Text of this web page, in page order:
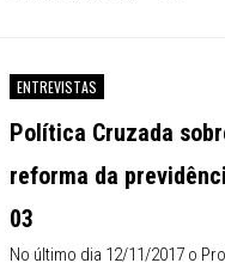
ENTREVISTAS
Política Cruzada
reforma da
03
No último dia 12/11/2017 o